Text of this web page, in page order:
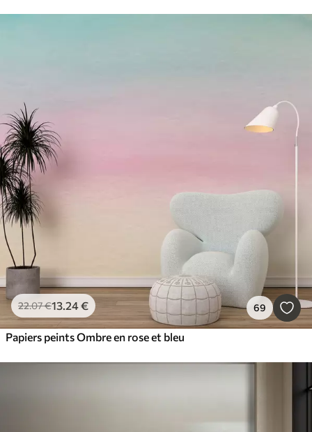
22.07€13.24€ 69
Papiers peints Ombre en rose et bleu